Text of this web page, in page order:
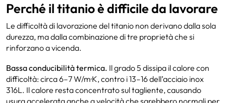
Perché il titanio è difficile da lavorare
Le difficoltà di lavorazione del titanio non derivano dalla sola
durezza, ma dalla combinazione di tre proprietà che si
rinforzano a vicenda.
Bassa conducibilità termica. Il grado 5 dissipa il calore con
difficoltà: circa 6–7 W/m·K, contro i 13–16 dell’acciaio inox
316L. Il calore resta concentrato sul tagliente, causando